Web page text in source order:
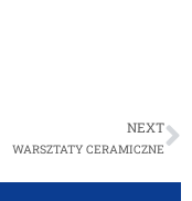
NEXT
WARSZTATY CERAMICZNE